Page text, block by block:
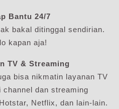
Bantu 24/7
bakal ditinggal sendirian.
kapan aja!
TV & Streaming
bisa nikmatin layanan TV
channel dan streaming
Netflix, dan lain-lain.